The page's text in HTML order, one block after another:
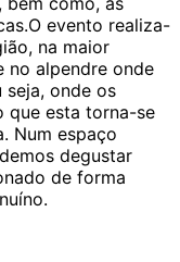
evento realiza-
na maior
no alpendre onde
seja, onde os
que esta torna-se
Num espaço
degustar
de forma